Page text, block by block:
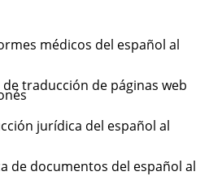
médicos del español al
traducción de páginas web
jurídica del español al
de documentos del español al